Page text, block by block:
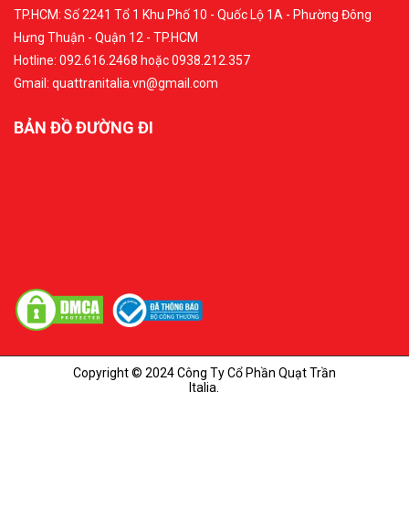
TP.HCM: Số 2241 Tổ 1 Khu Phố 10 - Quốc Lộ 1A - Phường Đông
Hưng Thuận - Quận 12 - TP.HCM
Hotline: 092.616.2468 hoặc 0938.212.357
Gmail: quattranitalia.vn@gmail.com
BẢN ĐỒ ĐƯỜNG ĐI
Copyright © 2024 Công Ty Cổ Phần Quạt Trần
Italia.